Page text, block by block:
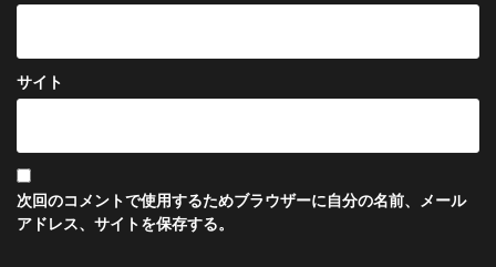
サイト
次回のコメントで使用するためブラウザーに自分の名前、メール
アドレス、サイトを保存する。